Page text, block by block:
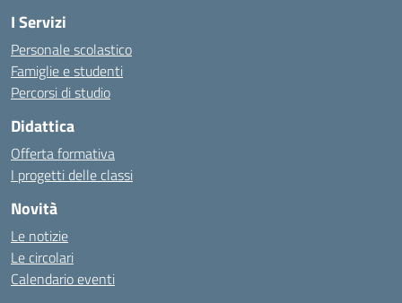
I Servizi
Personale scolastico
Famiglie e studenti
Percorsi di studio
Didattica
Offerta formativa
I progetti delle classi
Novità
Le notizie
Le circolari
Calendario eventi